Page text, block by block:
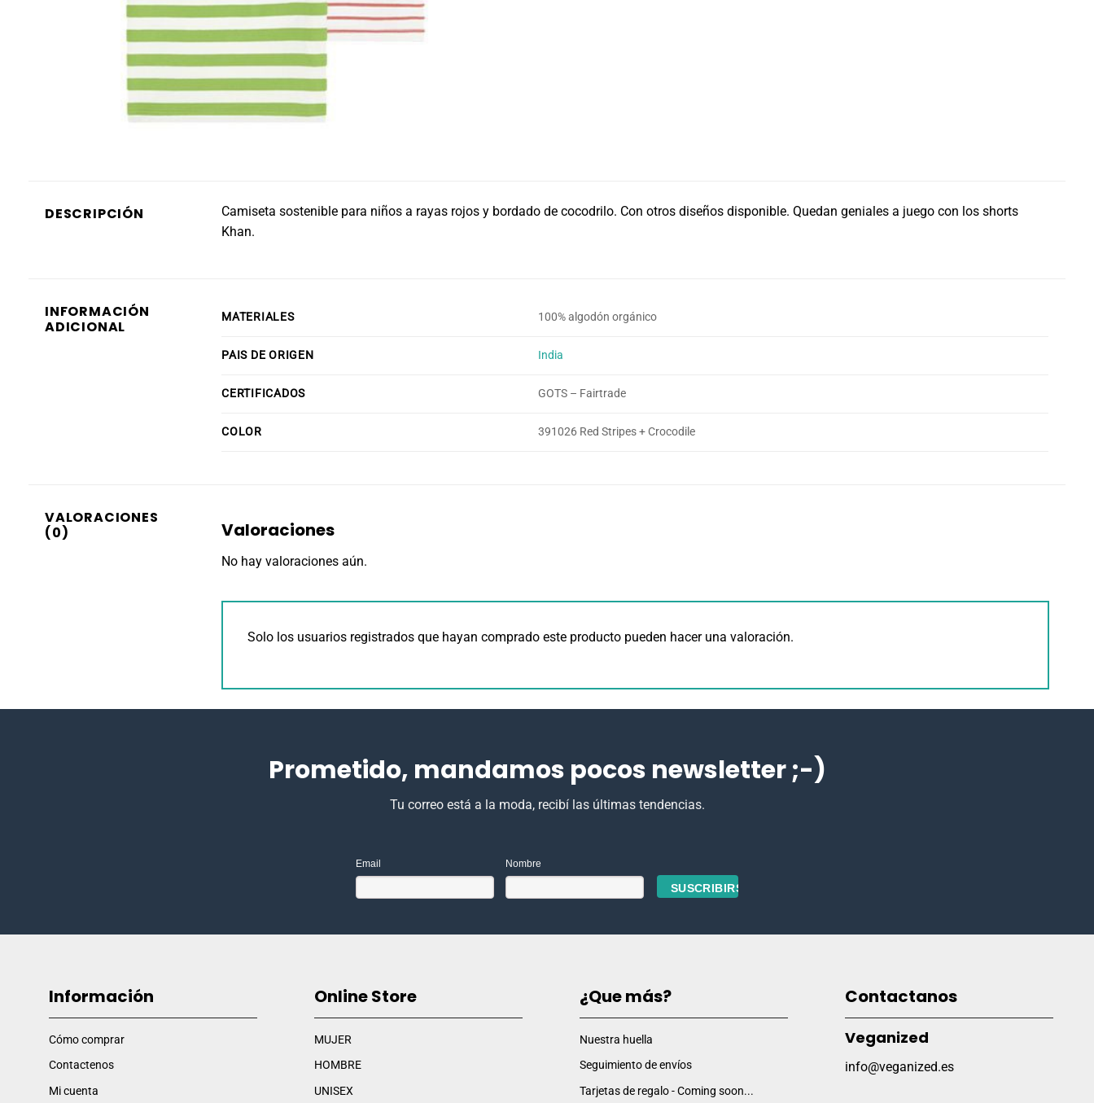
DESCRIPCIÓN
Camiseta sostenible para niños a rayas rojos y bordado de cocodrilo. Con otros diseños disponible. Quedan geniales a juego con los shorts
Khan.
INFORMACIÓN
ADICIONAL
MATERIALES 100% algodón orgánico
PAIS DE ORIGEN India
CERTIFICADOS GOTS – Fairtrade
COLOR 391026 Red Stripes + Crocodile
VALORACIONES
(0)
Valoraciones
No hay valoraciones aún.
Solo los usuarios registrados que hayan comprado este producto pueden hacer una valoración.
Prometido, mandamos pocos newsletter ;-)
Tu correo está a la moda, recibí las últimas tendencias.
Email Nombre
Información
Cómo comprar
Contactenos
Mi cuenta
Online Store
MUJER
HOMBRE
UNISEX
¿Que más?
Nuestra huella
Seguimiento de envíos
Tarjetas de regalo - Coming soon...
Contactanos
Veganized
info@veganized.es